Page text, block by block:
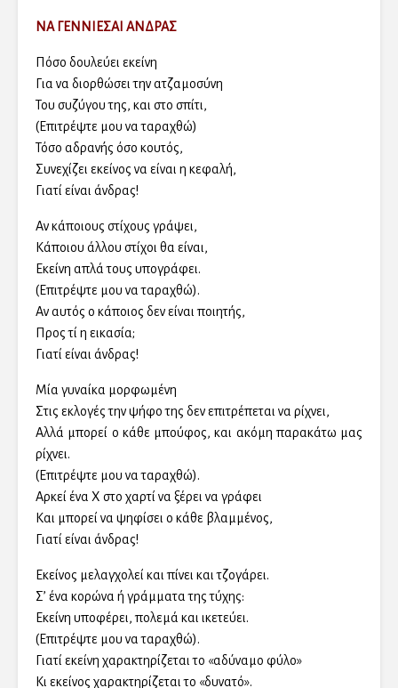
ΝΑ ΓΕΝΝΙΕΣΑΙ ΑΝΔΡΑΣ
Πόσο δουλεύει εκείνη
Για να διορθώσει την ατζαμοσύνη
Του συζύγου της, και στο σπίτι,
(Επιτρέψτε μου να ταραχθώ)
Τόσο αδρανής όσο κουτός,
Συνεχίζει εκείνος να είναι η κεφαλή,
Γιατί είναι άνδρας!
Αν κάποιους στίχους γράψει,
Κάποιου άλλου στίχοι θα είναι,
Εκείνη απλά τους υπογράφει.
(Επιτρέψτε μου να ταραχθώ).
Αν αυτός ο κάποιος δεν είναι ποιητής,
Προς τί η εικασία;
Γιατί είναι άνδρας!
Μία γυναίκα μορφωμένη
Στις εκλογές την ψήφο της δεν επιτρέπεται να ρίχνει,
Αλλά μπορεί ο κάθε μπούφος, και ακόμη παρακάτω μας
ρίχνει.
(Επιτρέψτε μου να ταραχθώ).
Αρκεί ένα Χ στο χαρτί να ξέρει να γράφει
Και μπορεί να ψηφίσει ο κάθε βλαμμένος,
Γιατί είναι άνδρας!
Εκείνος μελαγχολεί και πίνει και τζογάρει.
Σ’ ένα κορώνα ή γράμματα της τύχης:
Εκείνη υποφέρει, πολεμά και ικετεύει.
(Επιτρέψτε μου να ταραχθώ).
Γιατί εκείνη χαρακτηρίζεται το «αδύναμο φύλο»
Κι εκείνος χαρακτηρίζεται το «δυνατό».